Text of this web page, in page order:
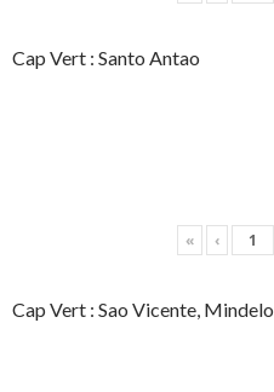
Cap Vert : Santo Antao
« ‹
Cap Vert : Sao Vicente, Mindelo